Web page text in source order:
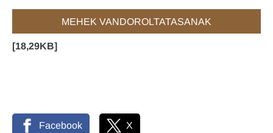
MEHEK VANDOROLTATASANAK
[18,29KB]
Facebook X